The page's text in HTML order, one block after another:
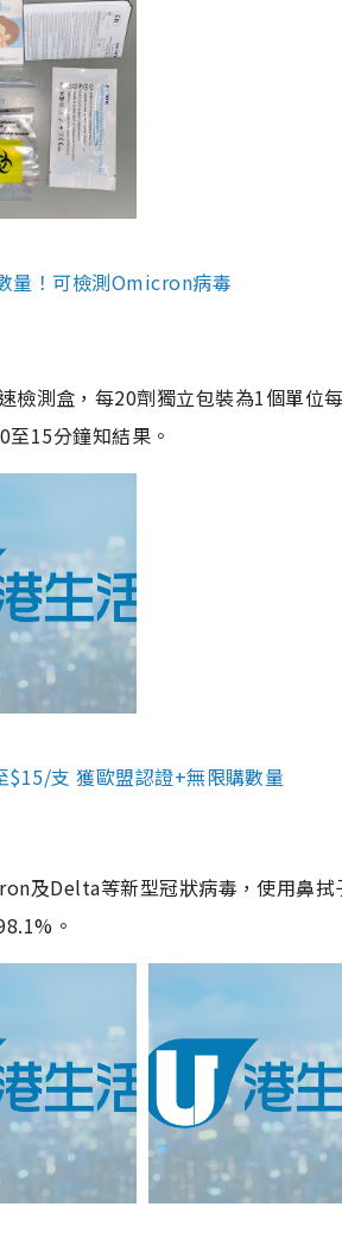
量！可檢測Omicron病毒
檢測盒，每20劑獨立包裝為1個單位
15分鐘知結果。
支 獲歐盟認證+無限購數量
及Delta等新型冠狀病毒，使用鼻拭
。